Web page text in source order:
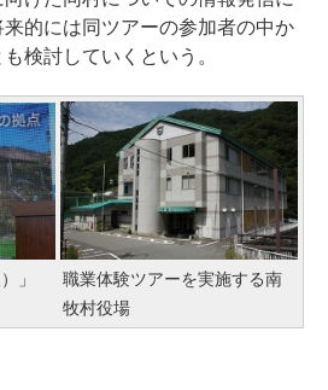
的には同ツアーの参加者の中か
検討していくという。
」
職業体験ツアーを実施する南
牧村役場